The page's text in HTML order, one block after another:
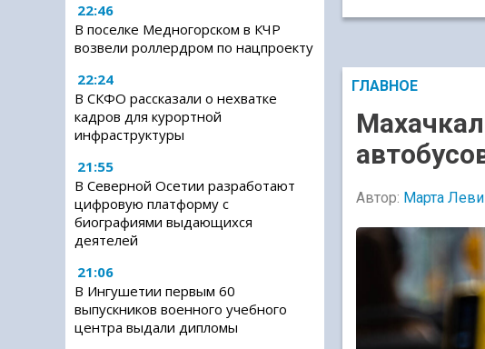
22:46
В поселке Медногорском в КЧР
возвели роллердром по нацпроекту
22:24
В СКФО рассказали о нехватке
кадров для курортной
инфраструктуры
21:55
В Северной Осетии разработают
цифровую платформу с
биографиями выдающихся
деятелей
21:06
В Ингушетии первым 60
выпускников военного учебного
центра выдали дипломы
ГЛАВНОЕ
Автор: Марта Леви